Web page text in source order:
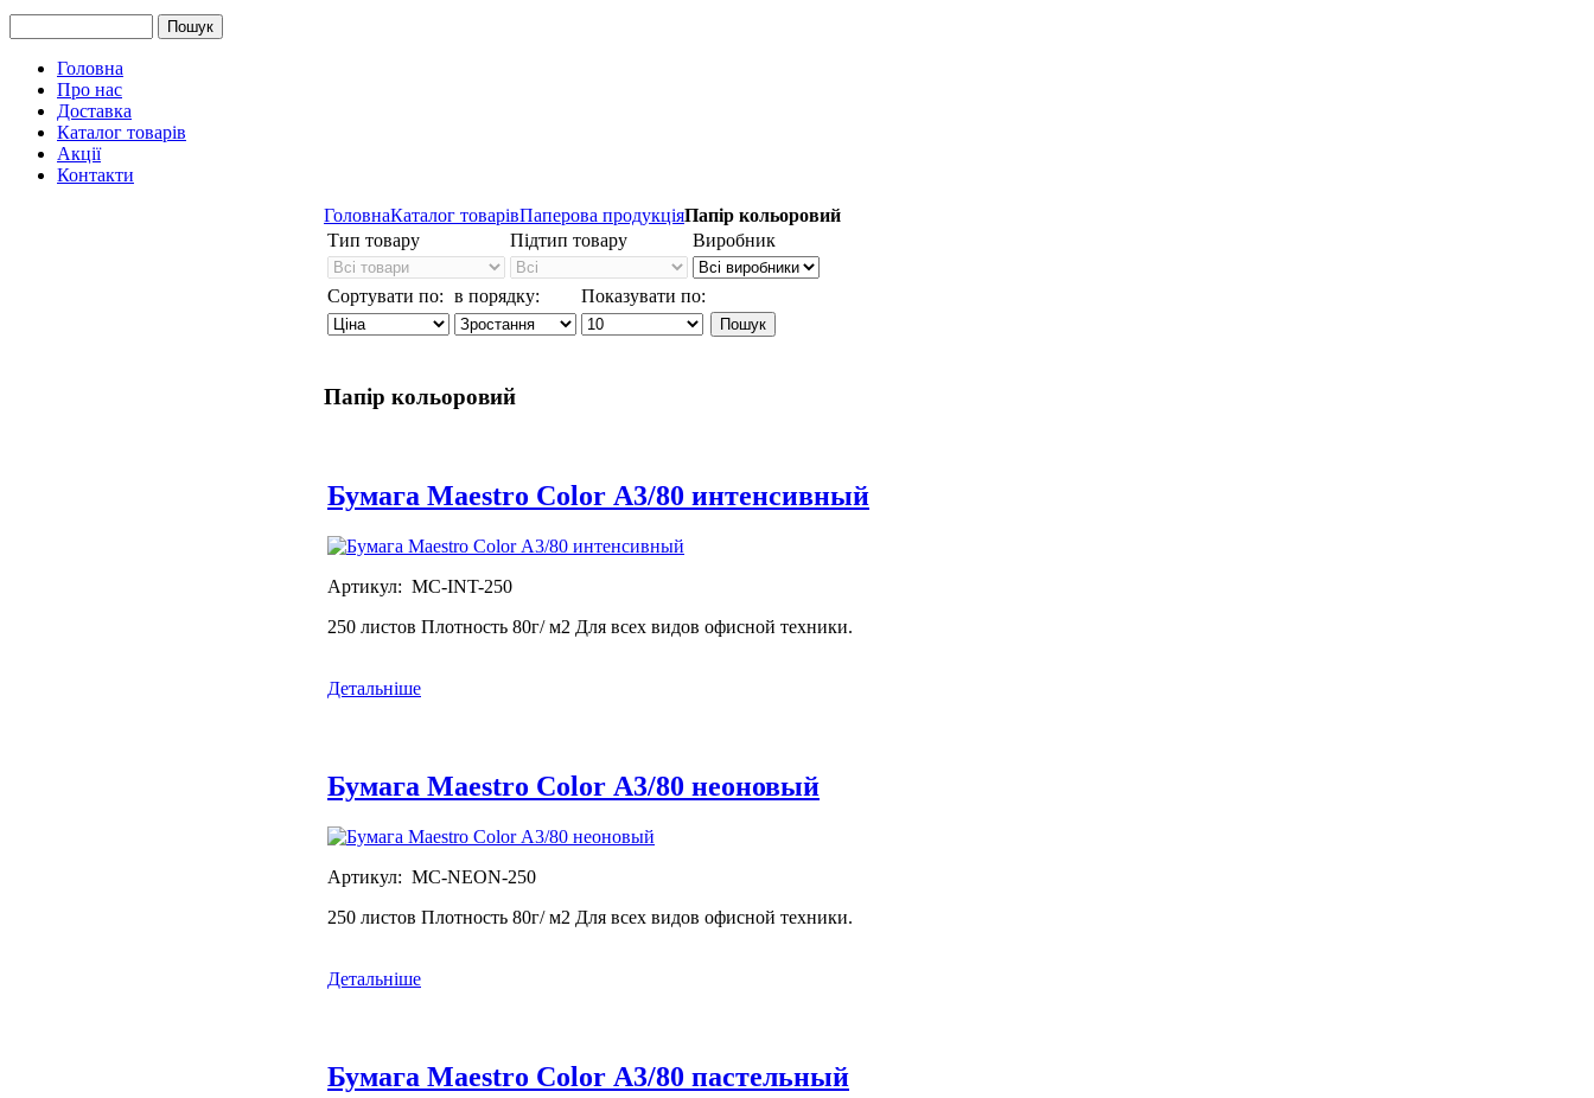
Головна
Про нас
Доставка
Каталог товарів
Акції
Контакти
ГоловнаКаталог товарівПаперова продукціяПапір кольоровий
Тип товару
Підтип товару Виробник
Сортувати по: в порядку: Показувати по:
Папір кольоровий
Бумага Maestro Color А3/80 интенсивный
Артикул: MC-INT-250
250 листов Плотность 80г/ м2 Для всех видов офисной техники.
Детальніше
Бумага Maestro Color А3/80 неоновый
Артикул: MC-NEON-250
250 листов Плотность 80г/ м2 Для всех видов офисной техники.
Детальніше
Бумага Maestro Color А3/80 пастельный